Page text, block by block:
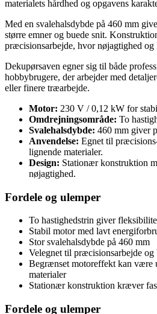
materialets hårdhed og opgavens
Med en svalehalsdybde på 460 mm
større emner og buede snit.
præcisionsarbejde, hvor nøjagtighed og
Dekupørsaven egner sig til både
hobbybrugere, der arbejder med
eller finere træarbejde.
Motor: 230 V / 0,12 kW for
Omdrejningsområde: To
Svalehalsdybde: 460 mm giver
Anvendelse: Egnet til
lignende materialer.
Design: Stationær konstruktion
nøjagtighed.
Fordele og ulemper
To hastighedstrin giver
Stabil motor med lavt
Stor svalehalsdybde på 460 mm
Velegnet til præcisionsarbejde og
Begrænset motoreffekt kan være
materialer
Stationær konstruktion kræver
Fordele og ulemper